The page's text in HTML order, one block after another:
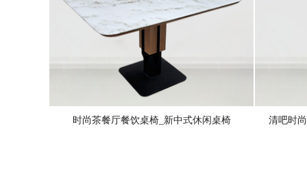
时尚茶餐厅餐饮桌椅_新中式休闲桌椅 清吧时